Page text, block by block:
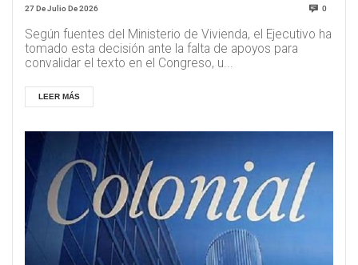
27 De Julio De 2026 0
Según fuentes del Ministerio de Vivienda, el Ejecutivo ha
tomado esta decisión ante la falta de apoyos para
convalidar el texto en el Congreso, u...
LEER MÁS